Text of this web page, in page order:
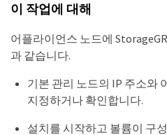
이 작업에 대해
어플라이언스 노드에
과 같습니다.
기본 관리 노드의 IP 주소와
지정하거나 확인합니다.
설치를 시작하고 볼륨이 구